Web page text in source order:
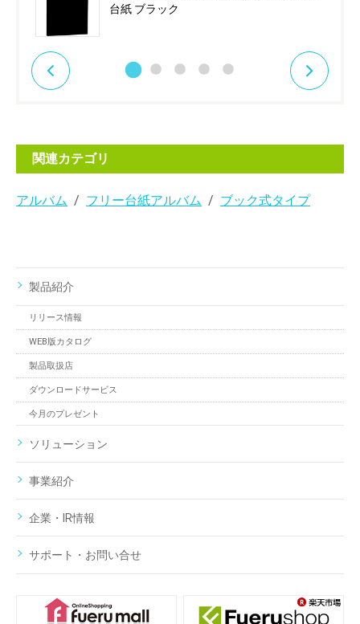
台紙 ブラック
関連カテゴリ
アルバム フリー台紙アルバム ブック式タイプ
製品紹介
リリース情報
WEB版カタログ
製品取扱店
ダウンロードサービス
今月のプレゼント
ソリューション
事業紹介
企業・IR情報
サポート・お問い合せ